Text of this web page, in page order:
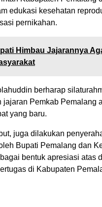
edukasi kesehatan
pernikahan.
Himbau Jajarannya
berharap
Pemkab Pemalang
yang baru.
juga dilakukan
Bupati Pemalang dan
bentuk apresiasi atas
di Kabupaten